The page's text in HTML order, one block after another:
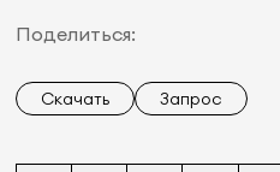
Поделиться:
Скачать Запрос